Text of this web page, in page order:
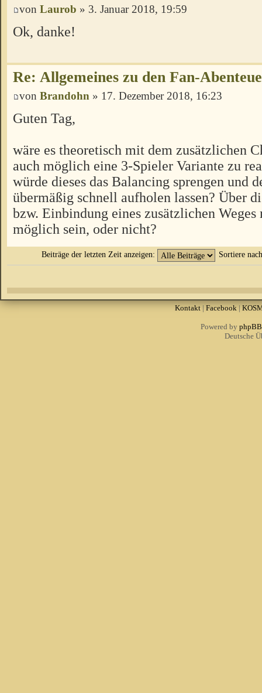
von Laurob » 3. Januar 2018, 19:59
Ok, danke!
Re: Allgemeines zu den Fan-
von Brandohn » 17. Dezember 2018, 16:23
Guten Tag,
wäre es theoretisch mit dem zusätzlichen
auch möglich eine 3-Spieler Variante zu
würde dieses das Balancing sprengen und
übermäßig schnell aufholen lassen? Über
bzw. Einbindung eines zusätzlichen Weges
möglich sein, oder nicht?
Beiträge der letzten Zeit anzeigen: Sortiere
Kontakt| Facebook |
Powered by phpBB
Deutsche